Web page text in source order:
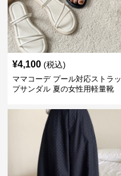
¥4,100 (税込)
ママコーデ プール対応ストラッ
プサンダル 夏の女性用軽量靴